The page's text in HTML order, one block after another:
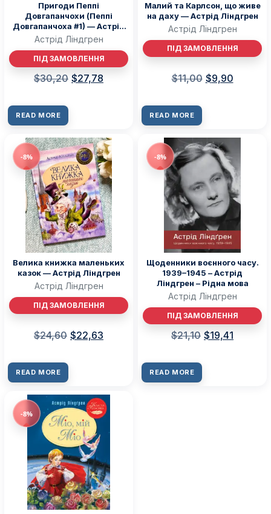
Пригоди Пеппі
Довгапанчохи (Пеппі
Довгапанчоха #1) — Астрід
Ліндгрен
Астрід Ліндгрен
ПІД ЗАМОВЛЕННЯ
$30,20 $27,78
READ MORE
Малий та Карлсон, що живе
на даху — Астрід Ліндгрен
Астрід Ліндгрен
ПІД ЗАМОВЛЕННЯ
$11,00 $9,90
READ MORE
-8%
Велика книжка маленьких
казок — Астрід Ліндгрен
Астрід Ліндгрен
ПІД ЗАМОВЛЕННЯ
$24,60 $22,63
READ MORE
-8%
Щоденники воєнного часу.
1939–1945 – Астрід
Ліндгрен – Рідна мова
Астрід Ліндгрен
ПІД ЗАМОВЛЕННЯ
$21,10 $19,41
READ MORE
-8%